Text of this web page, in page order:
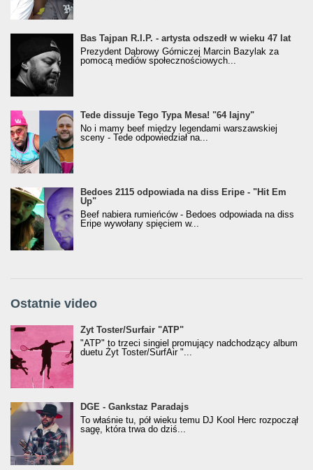
Bas Tajpan R.I.P. - artysta odszedł w wieku 47 lat
Prezydent Dąbrowy Górniczej Marcin Bazylak za
pomocą mediów społecznościowych...
Tede dissuje Tego Typa Mesa! "64 lajny"
No i mamy beef między legendami warszawskiej
sceny - Tede odpowiedział na...
Bedoes 2115 odpowiada na diss Eripe - "Hit Em
Up"
Beef nabiera rumieńców - Bedoes odpowiada na diss
Eripe wywołany spięciem w...
Ostatnie video
Żyt Toster/SurfAir - ATP VIDEO
Żyt Toster/Surfair "ATP"
"ATP" to trzeci singiel promujący nadchodzący album
duetu Żyt Toster/SurfAir "...
donGURALesko z nagrodą za
Klasyczny/Trueschoolowy Album Roku
(Popkillery 2023)
DGE - Gankstaz Paradajs
To właśnie tu, pół wieku temu DJ Kool Herc rozpoczął
sagę, która trwa do dziś...